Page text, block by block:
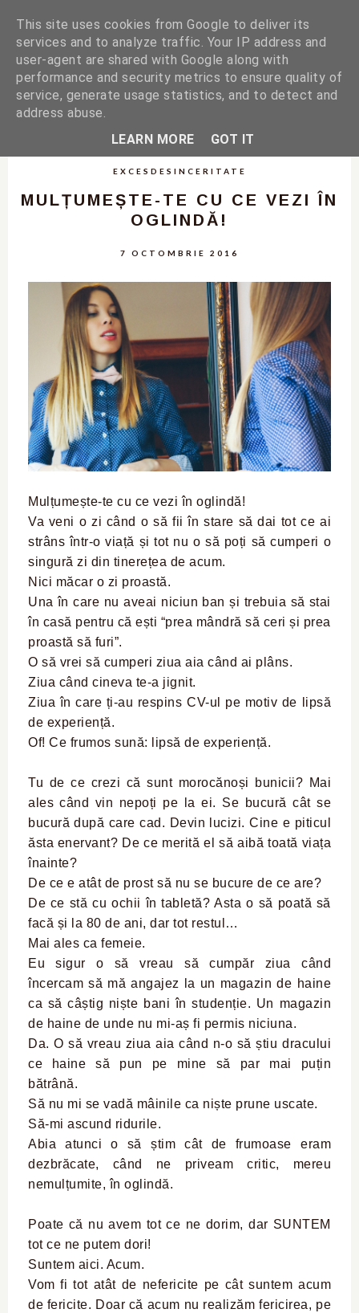
EXCESDESINCERITATE
MULȚUMEȘTE-TE CU CE VEZI ÎN
OGLINDĂ!
7 OCTOMBRIE 2016
Mulțumește-te cu ce vezi în oglindă!
Va veni o zi când o să fii în stare să dai tot ce ai
strâns într-o viață și tot nu o să poți să cumperi o
singură zi din tinerețea de acum.
Nici măcar o zi proastă.
Una în care nu aveai niciun ban și trebuia să stai
în casă pentru că ești “prea mândră să ceri și prea
proastă să furi”.
O să vrei să cumperi ziua aia când ai plâns.
Ziua când cineva te-a jignit.
Ziua în care ți-au respins CV-ul pe motiv de lipsă
de experiență.
Of! Ce frumos sună: lipsă de experiență.
Tu de ce crezi că sunt morocănoși bunicii? Mai
ales când vin nepoți pe la ei. Se bucură cât se
bucură după care cad. Devin lucizi. Cine e piticul
ăsta enervant? De ce merită el să aibă toată viața
înainte?
De ce e atât de prost să nu se bucure de ce are?
De ce stă cu ochii în tabletă? Asta o să poată să
facă și la 80 de ani, dar tot restul…
Mai ales ca femeie.
Eu sigur o să vreau să cumpăr ziua când
încercam să mă angajez la un magazin de haine
ca să câștig niște bani în studenție. Un magazin
de haine de unde nu mi-aș fi permis niciuna.
Da. O să vreau ziua aia când n-o să știu dracului
ce haine să pun pe mine să par mai puțin
bătrână.
Să nu mi se vadă mâinile ca niște prune uscate.
Să-mi ascund ridurile.
Abia atunci o să știm cât de frumoase eram
dezbrăcate, când ne priveam critic, mereu
nemulțumite, în oglindă.
Poate că nu avem tot ce ne dorim, dar SUNTEM
tot ce ne putem dori!
Suntem aici. Acum.
Vom fi tot atât de nefericite pe cât suntem acum
de fericite. Doar că acum nu realizăm fericirea, pe
This site uses cookies from Google to deliver its
services and to analyze traffic. Your IP address and
user-agent are shared with Google along with
performance and security metrics to ensure quality of
service, generate usage statistics, and to detect and
address abuse.
LEARN MORE
GOT IT